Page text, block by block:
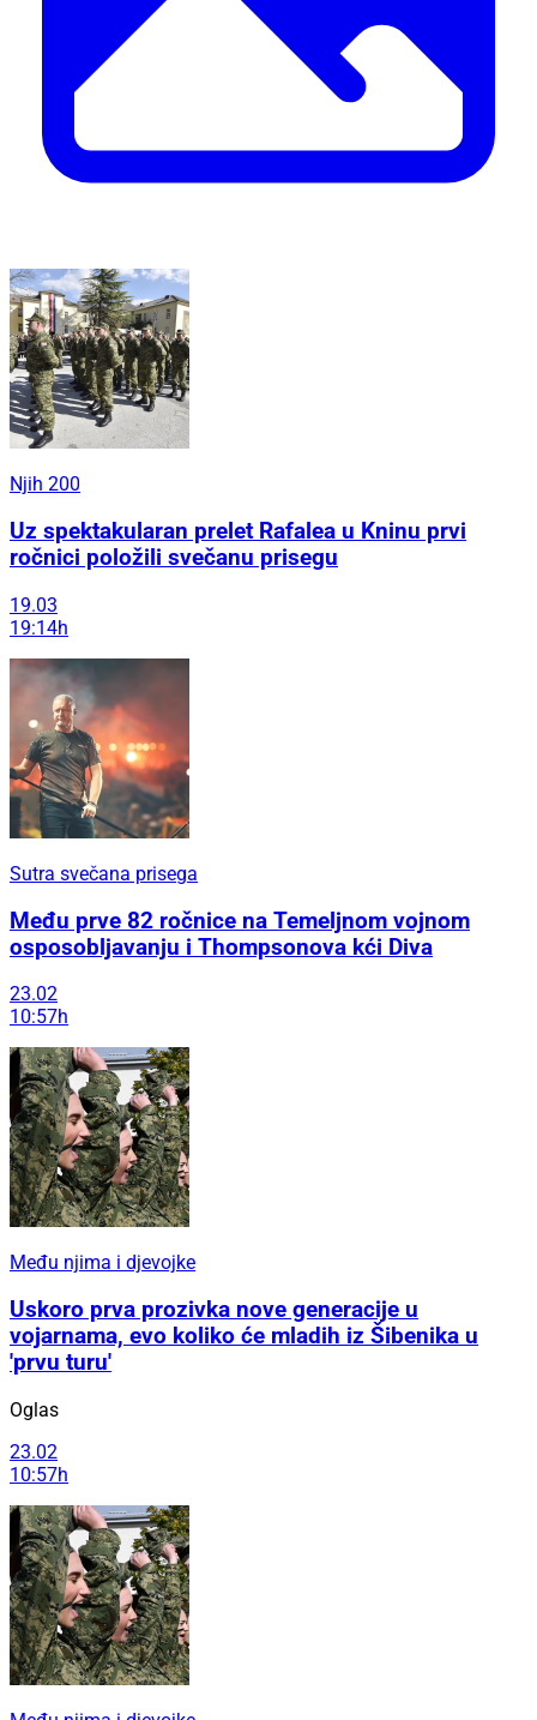
Njih 200
Uz spektakularan prelet Rafalea u Kninu prvi
ročnici položili svečanu prisegu
19.03
19:14h
Sutra svečana prisega
Među prve 82 ročnice na Temeljnom vojnom
osposobljavanju i Thompsonova kći Diva
23.02
10:57h
Među njima i djevojke
Uskoro prva prozivka nove generacije u
vojarnama, evo koliko će mladih iz Šibenika u
'prvu turu'
Oglas
23.02
10:57h